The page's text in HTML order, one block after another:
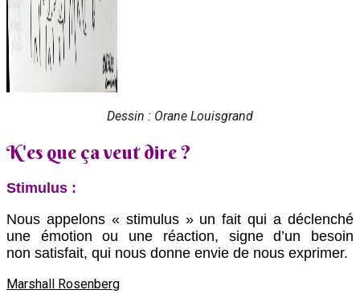
Dessin : Orane Louisgrand
‍‍K'es que ça veut dire ?
Stimulus :
Nous appelons « stimulus » un fait qui a déclenché
une émotion ou une réaction, signe d’un besoin
non satisfait, qui nous donne envie de nous exprimer.
Marshall Rosenberg